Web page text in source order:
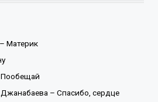
Материк
– Спасибо, сердце